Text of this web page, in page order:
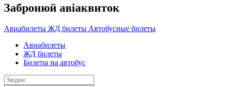
Забронюй авiаквиток
Авиабилеты ЖД билеты Автобусные билеты
Авиабилеты
ЖД билеты
Билеты на автобус